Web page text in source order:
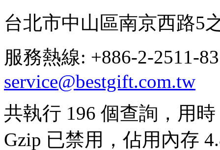
台北市中山區南京西路5
服務熱線: +886-2-
service@bestgift.com.tw
共執行 196 個查詢，用
Gzip 已禁用，佔用內存